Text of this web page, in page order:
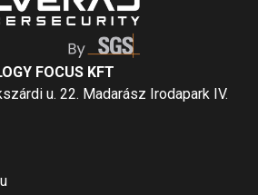
FOCUS KFT
u. 22. Madarász Irodapark IV.